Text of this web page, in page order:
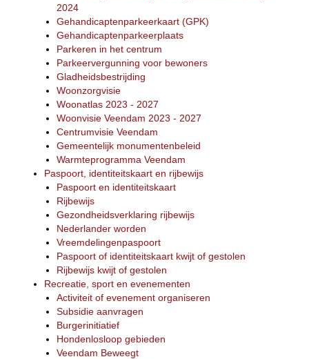
2024
Gehandicaptenparkeerkaart (GPK)
Gehandicaptenparkeerplaats
Parkeren in het centrum
Parkeervergunning voor bewoners
Gladheidsbestrijding
Woonzorgvisie
Woonatlas 2023 - 2027
Woonvisie Veendam 2023 - 2027
Centrumvisie Veendam
Gemeentelijk monumentenbeleid
Warmteprogramma Veendam
Paspoort, identiteitskaart en rijbewijs
Paspoort en identiteitskaart
Rijbewijs
Gezondheidsverklaring rijbewijs
Nederlander worden
Vreemdelingenpaspoort
Paspoort of identiteitskaart kwijt of gestolen
Rijbewijs kwijt of gestolen
Recreatie, sport en evenementen
Activiteit of evenement organiseren
Subsidie aanvragen
Burgerinitiatief
Hondenlosloop gebieden
Veendam Beweegt